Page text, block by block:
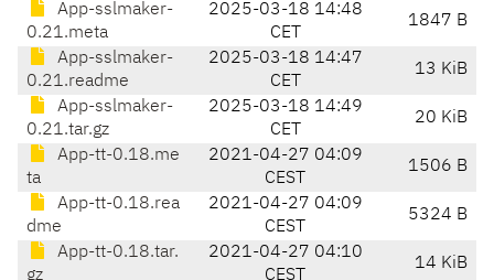
App-sslmaker-
0.21.meta
2025-03-18 14:48
CET
1847 B
App-sslmaker-
0.21.readme
2025-03-18 14:47
CET
13 KiB
App-sslmaker-
0.21.tar.gz
2025-03-18 14:49
CET
20 KiB
App-tt-0.18.me
ta
2021-04-27 04:09
CEST
1506 B
App-tt-0.18.rea
dme
2021-04-27 04:09
CEST
5324 B
App-tt-0.18.tar.
gz
2021-04-27 04:10
CEST
14 KiB